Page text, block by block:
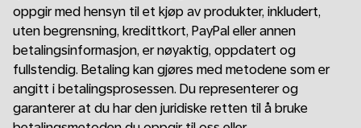
oppgir med hensyn til et kjøp av produkter, inkludert,
uten begrensning, kredittkort, PayPal eller annen
betalingsinformasjon, er nøyaktig, oppdatert og
fullstendig. Betaling kan gjøres med metodene som er
angitt i betalingsprosessen. Du representerer og
garanterer at du har den juridiske retten til å bruke